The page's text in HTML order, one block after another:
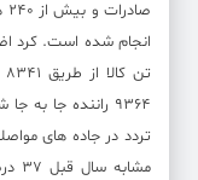
تردد در جاده های